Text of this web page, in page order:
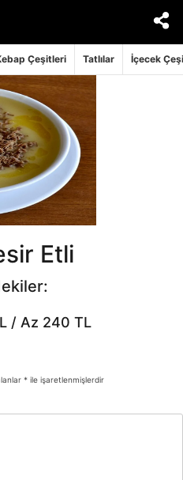
Çeşitleri Tatlılar İçecek
Etli
/ Az 240 TL
* ile işaretlenmişlerdir